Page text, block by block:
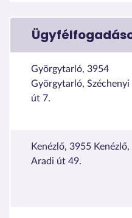
Györgytarló, 3954
Györgytarló, Széchenyi
út 7.
Kenézlő, 3955 Kenézlő,
Aradi út 49.